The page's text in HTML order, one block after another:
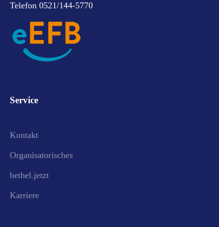
Telefon 0521/144-5770
Service
Kontakt
Organisatorisches
bethel.jetzt
Karriere